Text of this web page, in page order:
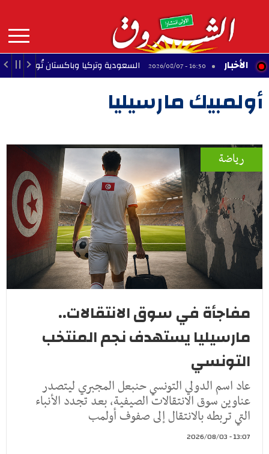
contenu
principal
MAIN
NAVIGATION الأخبار
16:50 - 2026/08/07 السعودية وتركيا وباكستان تُوقّع "اتّفاقية مكّة
أولمبيك مارسيليا
رياضة
مفاجأة في سوق الانتقالات..
مارسيليا يستهدف نجم المنتخب
التونسي
عاد اسم الدولي التونسي حنبعل المجبري ليتصدر
عناوين سوق الانتقالات الصيفية، بعد تجدد الأنباء
التي تربطه بالانتقال إلى صفوف أولمب
13:07 - 2026/08/03